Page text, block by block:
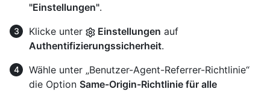
"Einstellungen".
Klicke unter
Einstellungen auf
Authentifizierungssicherheit.
Wähle unter „Benutzer-Agent-Referrer-Richtlinie“
die Option Same-Origin-Richtlinie für alle